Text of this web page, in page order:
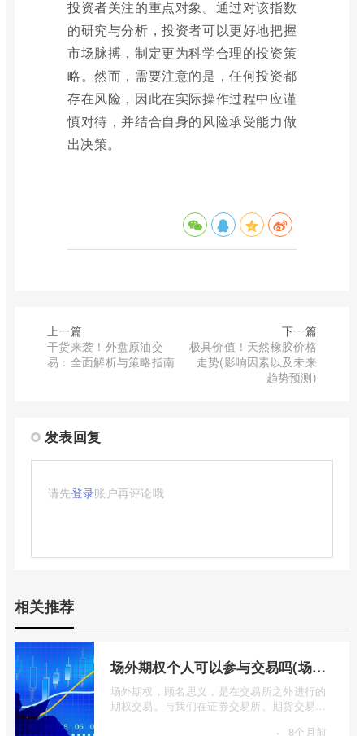
投资者关注的重点对象。通过对该指数
的研究与分析，投资者可以更好地把握
市场脉搏，制定更为科学合理的投资策
略。然而，需要注意的是，任何投资都
存在风险，因此在实际操作过程中应谨
慎对待，并结合自身的风险承受能力做
出决策。
上一篇
干货来袭！外盘原油交
易：全面解析与策略指南
下一篇
极具价值！天然橡胶价格
走势(影响因素以及未来
趋势预测)
发表回复
请先登录账户再评论哦
相关推荐
场外期权个人可以参与交易吗(场外个股期权怎样交易)
场外期权，顾名思义，是在交易所之外进行的
期权交易。与我们在证券交易所、期货交易所
8个月前